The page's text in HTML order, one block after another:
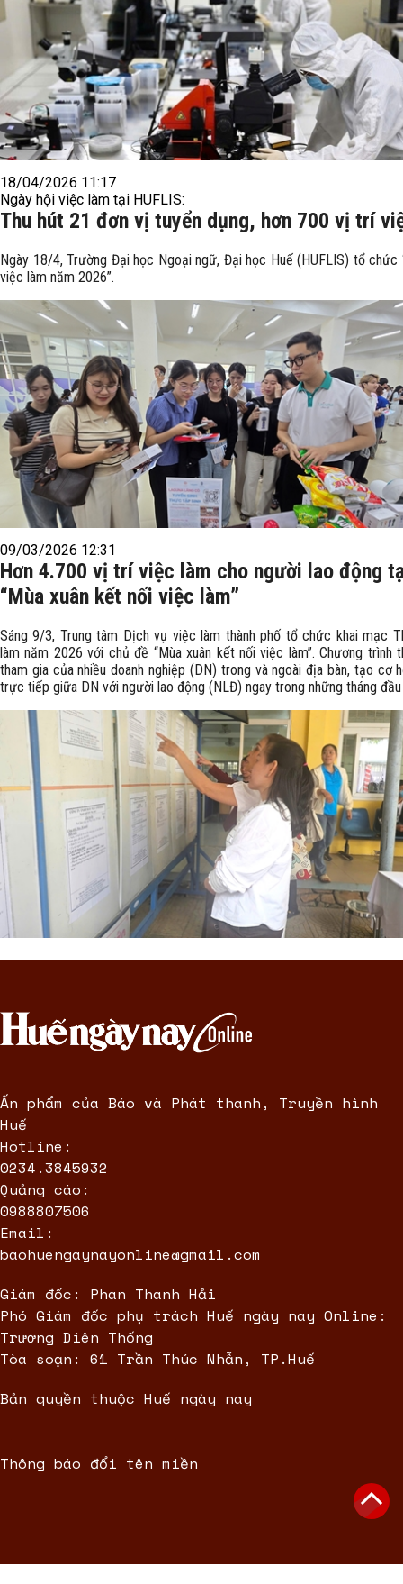
18/04/2026 11:17
Ngày hội việc làm tại HUFLIS:
Thu hút 21 đơn vị tuyển dụng, hơn 700 vị trí
Ngày 18/4, Trường Đại học Ngoại ngữ, Đại học Huế (HUFLIS) tổ chức
việc làm năm 2026”.
09/03/2026 12:31
Hơn 4.700 vị trí việc làm cho người lao động
“Mùa xuân kết nối việc làm”
Sáng 9/3, Trung tâm Dịch vụ việc làm thành phố tổ chức khai mạc
làm năm 2026 với chủ đề “Mùa xuân kết nối việc làm”. Chương trình
tham gia của nhiều doanh nghiệp (DN) trong và ngoài địa bàn, tạo cơ
trực tiếp giữa DN với người lao động (NLĐ) ngay trong những tháng
Ấn phẩm của Báo và Phát thanh, Truyền hình
Huế
Hotline:
0234.3845932
Quảng cáo:
0988807506
Email:
baohuengaynayonline@gmail.com
Giám đốc: Phan Thanh Hải
Phó Giám đốc phụ trách Huế ngày nay Online:
Trương Diên Thống
Tòa soạn: 61 Trần Thúc Nhẫn, TP.Huế
Bản quyền thuộc Huế ngày nay
Thông báo đổi tên miền